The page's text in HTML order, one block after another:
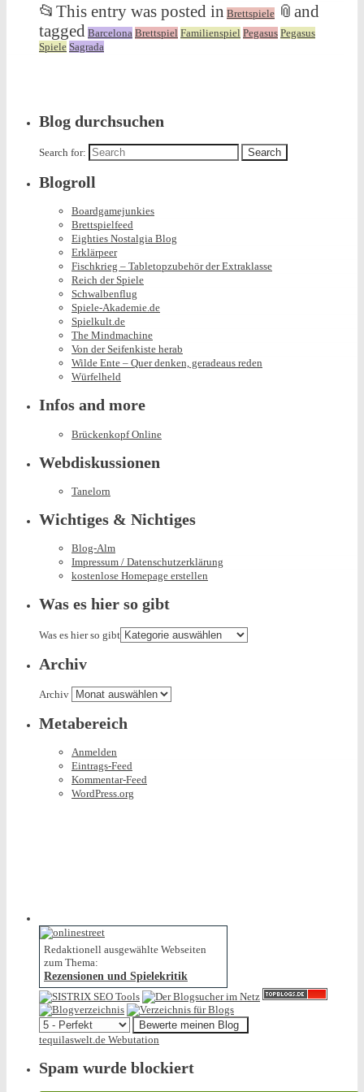
📂 This entry was posted in Brettspiele 📎 and
tagged Barcelona Brettspiel Familienspiel Pegasus Pegasus
Spiele Sagrada
Blog durchsuchen
Search for:
Blogroll
Boardgamejunkies
Brettspielfeed
Eighties Nostalgia Blog
Erklärpeer
Fischkrieg – Tabletopzubehör der Extraklasse
Reich der Spiele
Schwalbenflug
Spiele-Akademie.de
Spielkult.de
The Mindmachine
Von der Seifenkiste herab
Wilde Ente – Quer denken, geradeaus reden
Würfelheld
Infos and more
Brückenkopf Online
Webdiskussionen
Tanelorn
Wichtiges & Nichtiges
Blog-Alm
Impressum / Datenschutzerklärung
kostenlose Homepage erstellen
Was es hier so gibt
Was es hier so gibt
Archiv
Archiv
Metabereich
Anmelden
Eintrags-Feed
Kommentar-Feed
WordPress.org
Redaktionell ausgewählte Webseiten
zum Thema:
Rezensionen und Spielekritik
tequilaswelt.de Webutation
Spam wurde blockiert